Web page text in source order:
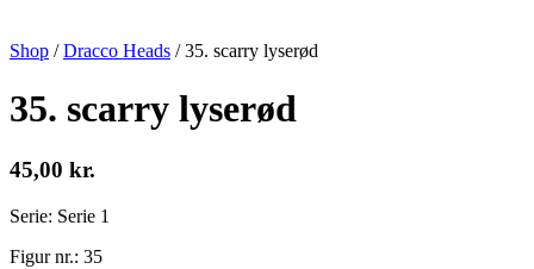
Shop /Dracco Heads /35. scarry lyserød
35. scarry lyserød
45,00 kr.
Serie: Serie 1
Figur nr.: 35